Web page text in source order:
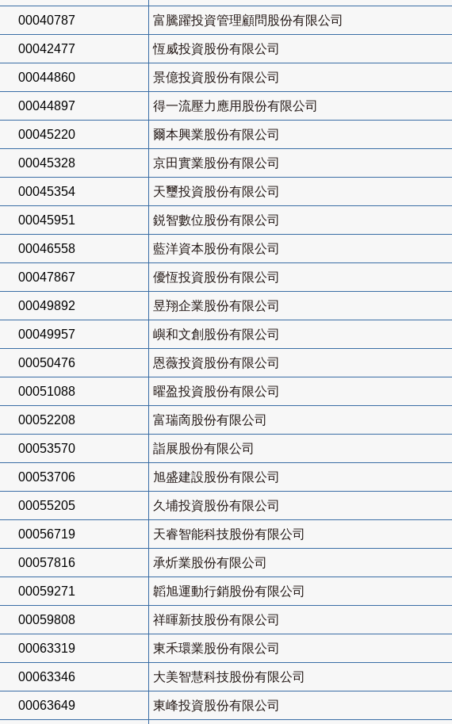
00040787 富騰躍投資管理顧問股份有限公司
00042477 恆威投資股份有限公司
00044860 景億投資股份有限公司
00044897 得一流壓力應用股份有限公司
00045220 爾本興業股份有限公司
00045328 京田實業股份有限公司
00045354 天璽投資股份有限公司
00045951 鋭智數位股份有限公司
00046558 藍洋資本股份有限公司
00047867 優恆投資股份有限公司
00049892 昱翔企業股份有限公司
00049957 嶼和文創股份有限公司
00050476 恩薇投資股份有限公司
00051088 曜盈投資股份有限公司
00052208 富瑞啇股份有限公司
00053570 詣展股份有限公司
00053706 旭盛建設股份有限公司
00055205 久埔投資股份有限公司
00056719 天睿智能科技股份有限公司
00057816 承炘業股份有限公司
00059271 韜旭運動行銷股份有限公司
00059808 祥暉新技股份有限公司
00063319 東禾環業股份有限公司
00063346 大美智慧科技股份有限公司
00063649 東峰投資股份有限公司